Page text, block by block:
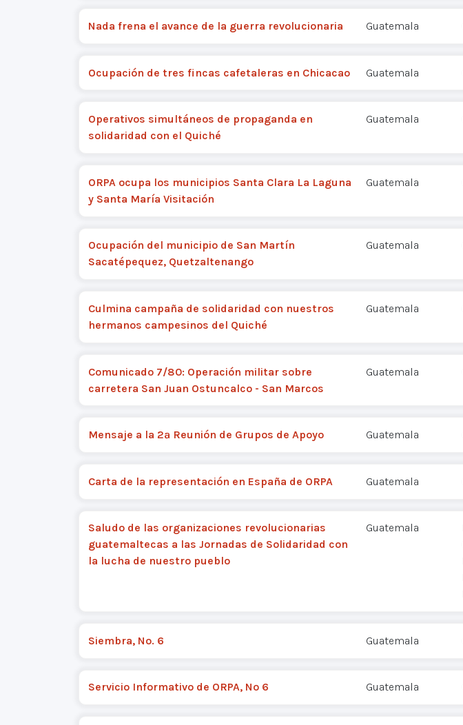
Nada frena el avance de la guerra revolucionaria Guatemala
Ocupación de tres fincas cafetaleras en Chicacao Guatemala
Operativos simultáneos de propaganda en
solidaridad con el Quiché
Guatemala
ORPA ocupa los municipios Santa Clara La Laguna
y Santa María Visitación
Guatemala
Ocupación del municipio de San Martín
Sacatépequez, Quetzaltenango
Guatemala
Culmina campaña de solidaridad con nuestros
hermanos campesinos del Quiché
Guatemala
Comunicado 7/80: Operación militar sobre
carretera San Juan Ostuncalco - San Marcos
Guatemala
Mensaje a la 2ª Reunión de Grupos de Apoyo Guatemala
Carta de la representación en España de ORPA Guatemala
Saludo de las organizaciones revolucionarias
guatemaltecas a las Jornadas de Solidaridad con
la lucha de nuestro pueblo
Guatemala
Siembra, No. 6 Guatemala
Servicio Informativo de ORPA, Nº 6 Guatemala